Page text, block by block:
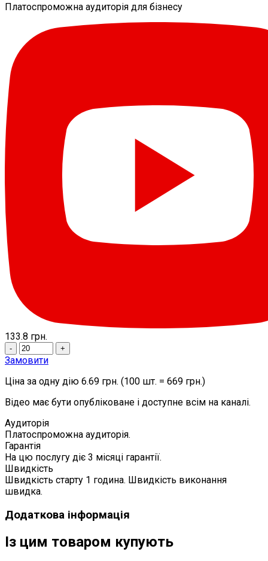
Платоспроможна аудиторія для бізнесу
133.8 грн.
- +
Замовити
Ціна за одну дію 6.69 грн. (100 шт. = 669 грн.)
Відео має бути опубліковане і доступне всім на каналі.
Аудиторія
Платоспроможна аудиторія.
Гарантія
На цю послугу діє 3 місяці гарантії.
Швидкість
Швидкість старту 1 година. Швидкість виконання
швидка.
Додаткова інформація
Із цим товаром купують